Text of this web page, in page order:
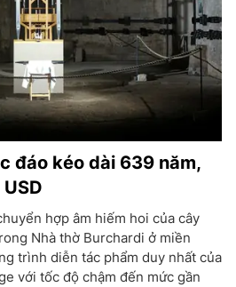
đáo kéo dài 639 năm,
hợp âm hiếm hoi của cây
Nhà thờ Burchardi ở miền
trình diễn tác phẩm duy nhất của
với tốc độ chậm đến mức gần